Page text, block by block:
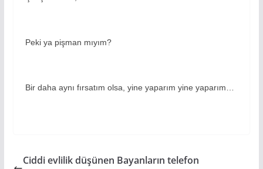
Peki ya pişman mıyım?
Bir daha aynı fırsatım olsa, yine yaparım yine yaparım…
Ciddi evlilik düşünen Bayanların telefon